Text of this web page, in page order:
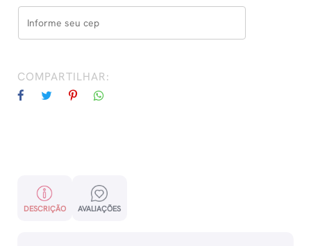
COMPARTILHAR:
DESCRIÇÃO AVALIAÇÕES